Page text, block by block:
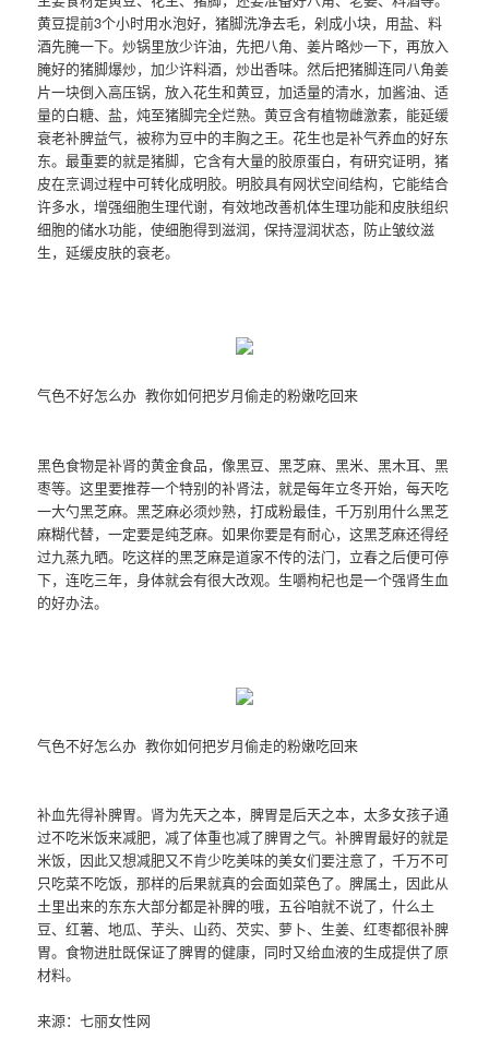
黄豆提前3个小时用水泡好，猪脚洗净去毛，剁成小块，用盐、料
酒先腌一下。炒锅里放少许油，先把八角、姜片略炒一下，再放入
腌好的猪脚爆炒，加少许料酒，炒出香味。然后把猪脚连同八角姜
片一块倒入高压锅，放入花生和黄豆，加适量的清水，加酱油、适
量的白糖、盐，炖至猪脚完全烂熟。黄豆含有植物雌激素，能延缓
衰老补脾益气，被称为豆中的丰胸之王。花生也是补气养血的好东
东。最重要的就是猪脚，它含有大量的胶原蛋白，有研究证明，猪
皮在烹调过程中可转化成明胶。明胶具有网状空间结构，它能结合
许多水，增强细胞生理代谢，有效地改善机体生理功能和皮肤组织
细胞的储水功能，使细胞得到滋润，保持湿润状态，防止皱纹滋
生，延缓皮肤的衰老。
气色不好怎么办 教你如何把岁月偷走的粉嫩吃回来
黑色食物是补肾的黄金食品，像黑豆、黑芝麻、黑米、黑木耳、黑
枣等。这里要推荐一个特别的补肾法，就是每年立冬开始，每天吃
一大勺黑芝麻。黑芝麻必须炒熟，打成粉最佳，千万别用什么黑芝
麻糊代替，一定要是纯芝麻。如果你要是有耐心，这黑芝麻还得经
过九蒸九晒。吃这样的黑芝麻是道家不传的法门，立春之后便可停
下，连吃三年，身体就会有很大改观。生嚼枸杞也是一个强肾生血
的好办法。
气色不好怎么办 教你如何把岁月偷走的粉嫩吃回来
补血先得补脾胃。肾为先天之本，脾胃是后天之本，太多女孩子通
过不吃米饭来减肥，减了体重也减了脾胃之气。补脾胃最好的就是
米饭，因此又想减肥又不肯少吃美味的美女们要注意了，千万不可
只吃菜不吃饭，那样的后果就真的会面如菜色了。脾属土，因此从
土里出来的东东大部分都是补脾的哦，五谷咱就不说了，什么土
豆、红薯、地瓜、芋头、山药、芡实、萝卜、生姜、红枣都很补脾
胃。食物进肚既保证了脾胃的健康，同时又给血液的生成提供了原
材料。
来源：七丽女性网